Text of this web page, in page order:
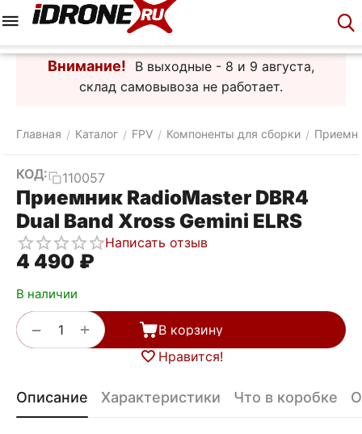
Внимание!
В выходные - 8 и 9 августа,
склад самовывоза не работает.
Главная / Каталог / FPV / Компоненты для сборки /
КОД: 110057
Приемник RadioMaster DBR4
Dual Band Xross Gemini ELRS
Написать отзыв
4 490 ₽
В наличии
+
−
В корзину
Нравится!
Описание Характеристики Что в коробке
Корзина